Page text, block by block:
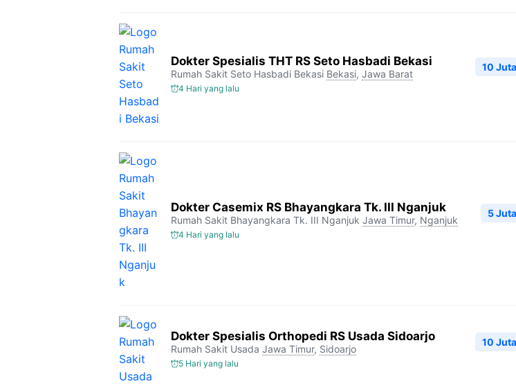
Dokter Spesialis THT RS Seto Hasbadi Bekasi
Rumah Sakit Seto Hasbadi Bekasi Bekasi, Jawa Barat
4 Hari yang lalu
10
Dokter Casemix RS Bhayangkara Tk. III Nganjuk
Rumah Sakit Bhayangkara Tk. III Nganjuk Jawa Timur, Nganjuk
4 Hari yang lalu
5
Dokter Spesialis Orthopedi RS Usada Sidoarjo
Rumah Sakit Usada Jawa Timur, Sidoarjo
5 Hari yang lalu
10